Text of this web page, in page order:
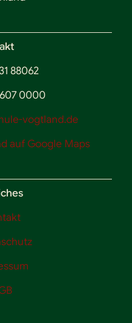
88062
607 0000
vogtland.de
auf Google Maps